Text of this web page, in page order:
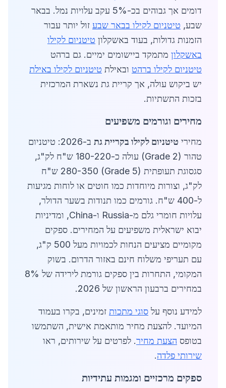
דומים אך גבוהים בכ-5% עקב עלויות נמל. בבאר
שבע, טיטניום לקילו בבאר שבע זול יותר עבור
הזמנות גדולות, בעוד באשקלון טיטניום לקילו
באשקלון מתמקד ביישומים ימיים. גם ברהט
טיטניום לקילו ברהט ובאילת טיטניום לקילו באילת
יש ביקוש עולה, אך קריית גת נשארת המרכזית
בזכות התשתיות.
מחירים וגורמים משפיעים
מחירי טיטניום לקילו בקריית גת
ב-2026: טיטניום
טהור (Grade 2) עולה כ-180-220 ש"ח לק"ג,
סגסוגת תעופתית (Grade 5) 280-350 ש"ח
לק"ג, וצורות מיוחדות כמו חוטים או לוחות מגיעות
ל-400 ש"ח. גורמים כמו תנודות בשער הדולר,
עלויות חומרי גלם מ-Russia ו-China, ומדיניות
יבוא ישראלית משפיעים על המחירים. ספקים
מקומיים מציעים הנחות לכמויות מעל 500 ק"ג,
עם תעריפי משלוח חינם באזור הדרום. בשוק
המקומי, התחרות בין ספקים גורמת לירידה של 8%
במחירים ברבעון הראשון של 2026.
למידע נוסף על סוגי מתכות זמינים, בקרו בעמוד
המיועד. להצעת מחיר מותאמת אישית, השתמשו
בטופס הצעת מחיר. לפרטים על שירותים, ראו
שירותי פלדה.
ספקים מרכזיים ומגמות עתידיות